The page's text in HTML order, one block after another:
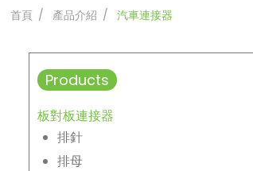
首頁 產品介紹 汽車連接器
Products
板對板連接器
排針
排母